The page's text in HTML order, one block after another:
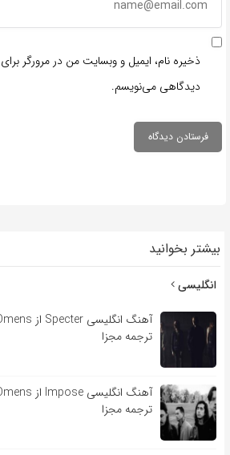
ذخیره نام، ایمیل و وبسایت من در مرورگر
دیدگاهی می‌نویسم.
بیشتر بخوانید
انگلیسی
ترجمه مجزا
ترجمه مجزا